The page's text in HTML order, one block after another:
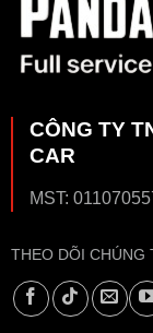
CÔNG TY
CAR
MST:
THEO DÕI CHÚNG